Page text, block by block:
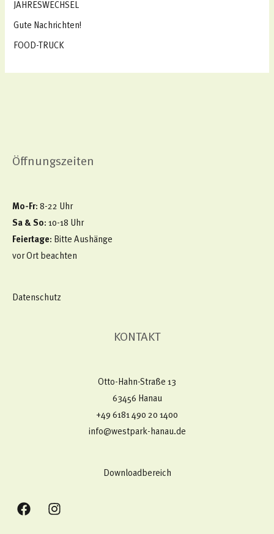
h
:
JAHRESWECHSEL
Gute Nachrichten!
FOOD-TRUCK
Öffnungszeiten
Mo-Fr: 8-22 Uhr
Sa & So: 10-18 Uhr
Feiertage: Bitte Aushänge
vor Ort beachten
Datenschutz
KONTAKT
Otto-Hahn-Straße 13
63456 Hanau
+49 6181 490 20 1400​
info@westpark-hanau.de
Downloadbereich